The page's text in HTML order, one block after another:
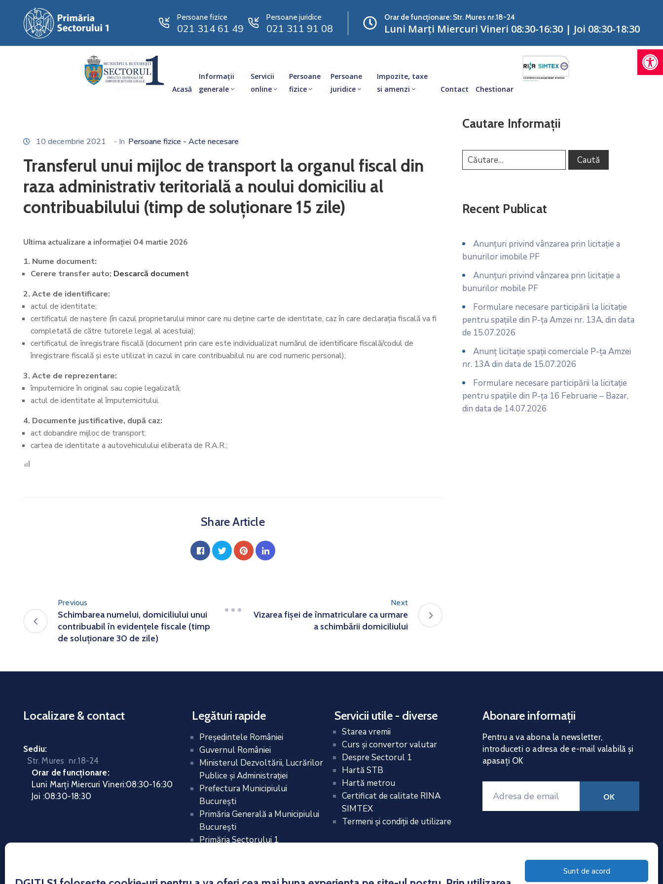
Sunt de acord
Persoane fizice
021 314 61 49
Persoane juridice
021 311 91 08
Orar de funcționare: Str. Mures nr.18-24
Luni Marți Miercuri Vineri 08:30-16:30 | Joi 08:30-18:30
Acasă
Informații
generale
Servicii
online
Persoane
fizice
Persoane
juridice
Impozite, taxe
si amenzi
Contact Chestionar
10 decembrie 2021 - In Persoane fizice - Acte necesare
Transferul unui mijloc de transport la organul fiscal din
raza administrativ teritorială a noului domiciliu al
contribuabilului (timp de soluționare 15 zile)
Ultima actualizare a informației 04 martie 2026
1. Nume document:
Cerere transfer auto; Descarcă document
2. Acte de identificare:
actul de identitate;
certificatul de naștere (în cazul proprietarului minor care nu deține carte de identitate, caz în care declarația fiscală va fi
completată de către tutorele legal al acestuia);
certificatul de înregistrare fiscală (document prin care este individualizat numărul de identificare fiscală/codul de
înregistrare fiscală și este utilizat in cazul in care contribuabilul nu are cod numeric personal);
3. Acte de reprezentare:
împuternicire în original sau copie legalizată;
actul de identitate al împuternicitului.
4. Documente justificative, după caz:
act dobandire mijloc de transport;
cartea de identitate a autovehiculului eliberata de R.A.R.;
Share Article
Previous
Schimbarea numelui, domiciliului unui
contribuabil în evidențele fiscale (timp
de soluționare 30 de zile)
Next
Vizarea fișei de înmatriculare ca urmare
a schimbării domiciliului
Cautare Informații
Recent Publicat
Anunțuri privind vânzarea prin licitație a
bunurilor imobile PF
Anunțuri privind vânzarea prin licitație a
bunurilor mobile PF
Formulare necesare participării la licitație
pentru spațiile din P-ța Amzei nr. 13A, din data
de 15.07.2026
Anunț licitație spații comerciale P-ța Amzei
nr. 13A din data de 15.07.2026
Formulare necesare participării la licitație
pentru spațiile din P-ța 16 Februarie – Bazar,
din data de 14.07.2026
Localizare & contact
Sediu:
Str. Mures nr.18-24
Orar de funcționare:
Luni Marți Miercuri Vineri:08:30-16:30
Joi :08:30-18:30
Legături rapide
Preşedintele României
Guvernul României
Ministerul Dezvoltării, Lucrărilor
Publice și Administrației
Prefectura Municipiului
Bucureşti
Primăria Generală a Municipiului
Bucureşti
Primăria Sectorului 1
Servicii utile - diverse
Starea vremii
Curs și convertor valutar
Despre Sectorul 1
Hartă STB
Hartă metrou
Certificat de calitate RINA
SIMTEX
Termeni și condiții de utilizare
Abonare informații
Pentru a va abona la newsletter,
introduceti o adresa de e-mail valabilă și
apasați OK